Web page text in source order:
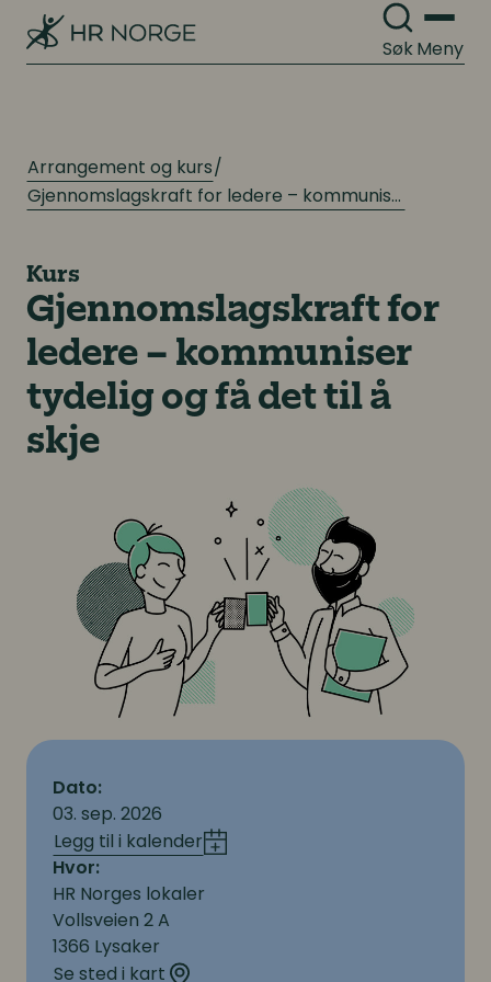
SøkMeny
Arrangement og kurs
Gjennomslagskraft for ledere – kommuniser tydelig og få det til å skje
Kurs
Gjennomslagskraft for
ledere – kommuniser
tydelig og få det til å
skje
Dato:
03. sep. 2026
Legg til i kalender
Hvor:
HR Norges lokaler
Vollsveien 2 A
1366 Lysaker
Se sted i kart